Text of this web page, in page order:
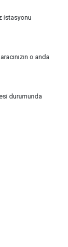
istasyonu
o anda
durumunda